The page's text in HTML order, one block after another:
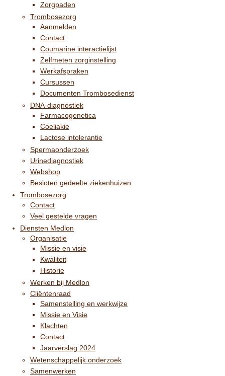
Zorgpaden
Trombosezorg
Aanmelden
Contact
Coumarine interactielijst
Zelfmeten zorginstelling
Werkafspraken
Cursussen
Documenten Trombosedienst
DNA-diagnostiek
Farmacogenetica
Coeliakie
Lactose intolerantie
Spermaonderzoek
Urinediagnostiek
Webshop
Besloten gedeelte ziekenhuizen
Trombosezorg
Contact
Veel gestelde vragen
Diensten Medlon
Organisatie
Missie en visie
Kwaliteit
Historie
Werken bij Medlon
Cliëntenraad
Samenstelling en werkwijze
Missie en Visie
Klachten
Contact
Jaarverslag 2024
Wetenschappelijk onderzoek
Samenwerken